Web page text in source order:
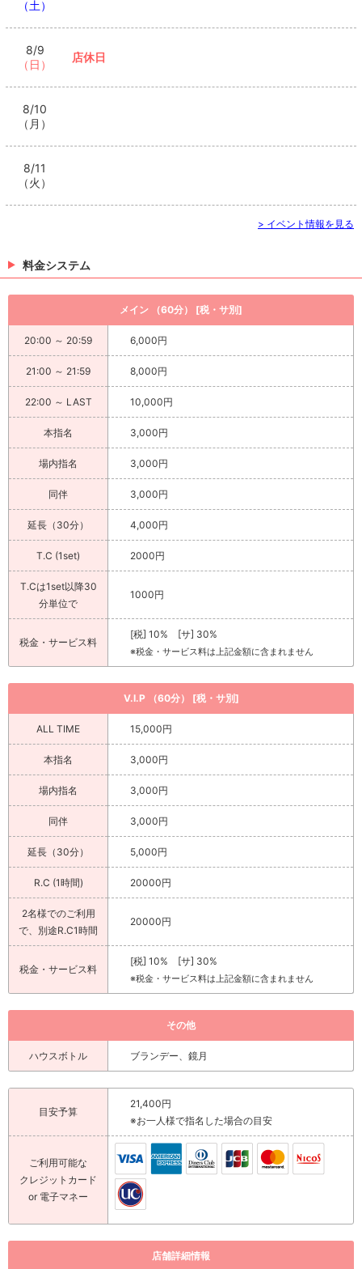
（土）
8/9
（日）
店休日
8/10
（月）
8/11
（火）
> イベント情報を見る
料金システム
メイン （60分） [税・サ別]
20:00 ～ 20:59 6,000円
21:00 ～ 21:59 8,000円
22:00 ～ LAST 10,000円
本指名 3,000円
場内指名 3,000円
同伴 3,000円
延長（30分） 4,000円
T.C (1set) 2000円
T.Cは1set以降30
分単位で
1000円
税金・サービス料
[税] 10% [サ] 30%
※税金・サービス料は上記金額に含まれません
V.I.P （60分） [税・サ別]
ALL TIME 15,000円
本指名 3,000円
場内指名 3,000円
同伴 3,000円
延長（30分） 5,000円
R.C (1時間) 20000円
2名様でのご利用
で、別途R.C1時間
20000円
税金・サービス料
[税] 10% [サ] 30%
※税金・サービス料は上記金額に含まれません
その他
ハウスボトル ブランデー、鏡月
目安予算
21,400円
※お一人様で指名した場合の目安
ご利用可能な
クレジットカード
or 電子マネー
店舗詳細情報